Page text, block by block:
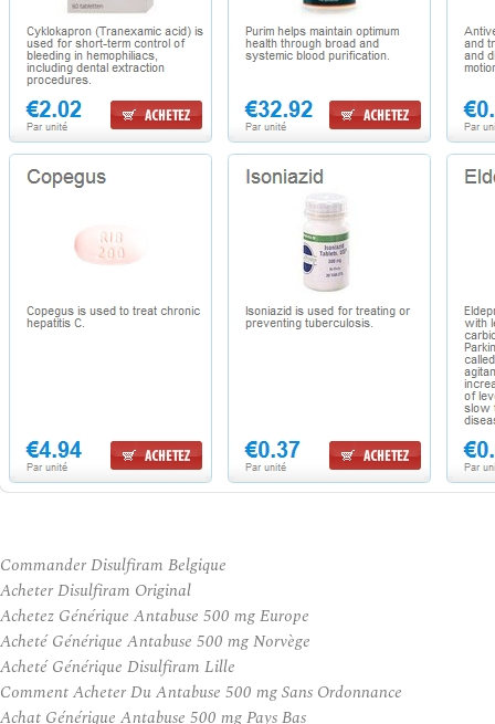
Commander Disulfiram Belgique
Acheter Disulfiram Original
Achetez Générique Antabuse 500 mg Europe
Acheté Générique Antabuse 500 mg Norvège
Acheté Générique Disulfiram Lille
Comment Acheter Du Antabuse 500 mg Sans Ordonnance
Achat Générique Antabuse 500 mg Pays Bas